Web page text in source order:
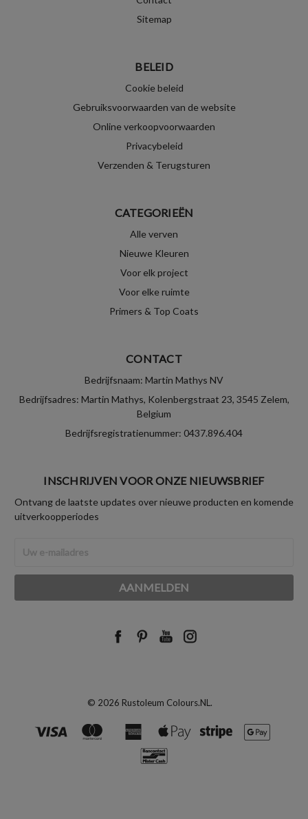
Sitemap
BELEID
Cookie beleid
Gebruiksvoorwaarden van de website
Online verkoopvoorwaarden
Privacybeleid
Verzenden & Terugsturen
CATEGORIEËN
Alle verven
Nieuwe Kleuren
Voor elk project
Voor elke ruimte
Primers & Top Coats
CONTACT
Bedrijfsnaam: Martin Mathys NV
Bedrijfsadres: Martin Mathys, Kolenbergstraat 23, 3545 Zelem,
Belgium
Bedrijfsregistratienummer: 0437.896.404
INSCHRIJVEN VOOR ONZE NIEUWSBRIEF
Ontvang de laatste updates over nieuwe producten en komende
uitverkoopperiodes
mailadres
© 2026 Rustoleum Colours.NL.